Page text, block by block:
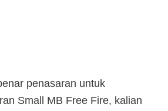
penasaran untuk
Small MB Free Fire, kalian